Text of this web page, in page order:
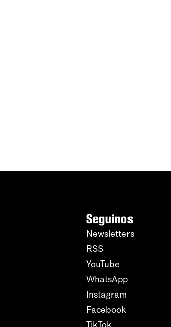
Seguinos
Newsletters
RSS
YouTube
WhatsApp
Instagram
Facebook